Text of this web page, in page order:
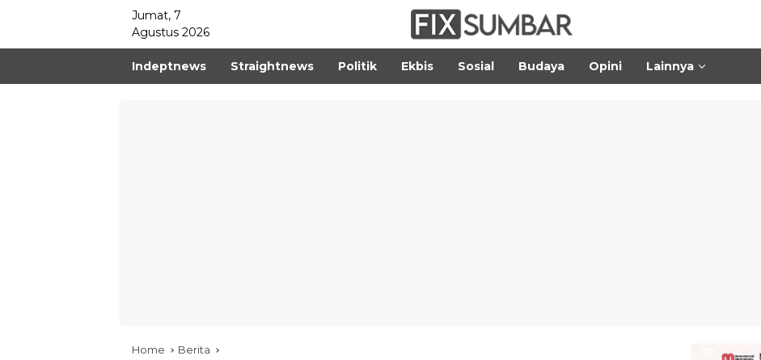
Jumat, 7
Agustus 2026
Indeptnews Straightnews Politik Ekbis Sosial Budaya Opini Lainnya
Home Berita